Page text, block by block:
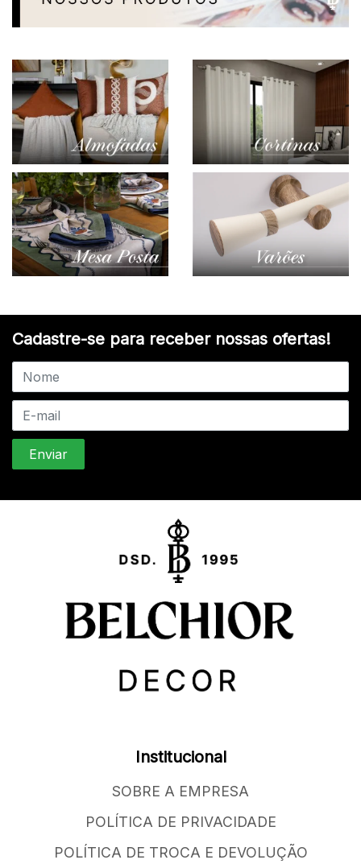
Cadastre-se para receber nossas ofertas!
Institucional
SOBRE A EMPRESA
POLÍTICA DE PRIVACIDADE
POLÍTICA DE TROCA E DEVOLUÇÃO